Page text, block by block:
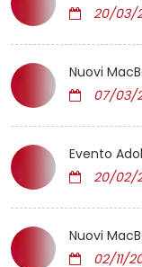
20/03/
Nuovi
07/03/
Evento
20/02/
Nuovi
02/11/